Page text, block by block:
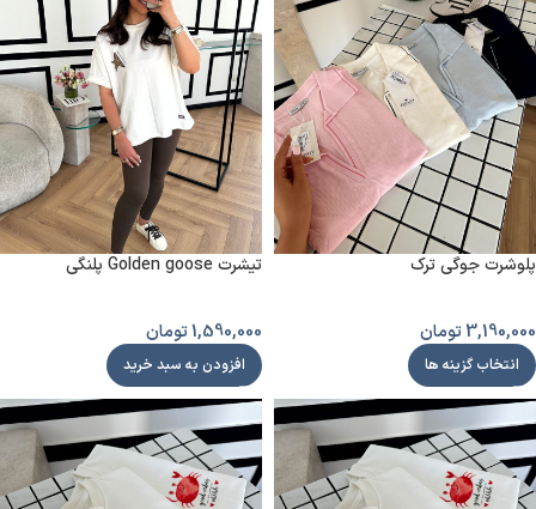
پلوشرت جوگی ترک
3,190,000تومان
انتخاب گزینه ها
تیشرت Golden goose پلنگی
1,590,000تومان
افزودن به سبد خرید